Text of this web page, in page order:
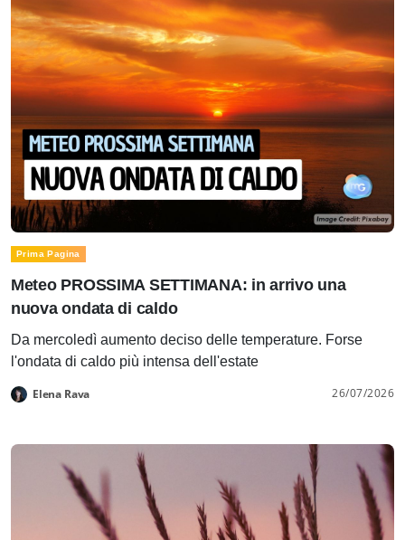
Prima Pagina
Meteo PROSSIMA SETTIMANA: in arrivo una
nuova ondata di caldo
Da mercoledì aumento deciso delle temperature. Forse
l'ondata di caldo più intensa dell'estate
Elena Rava 26/07/2026